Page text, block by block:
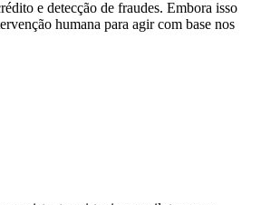
e detecção de fraudes. Embora isso
humana para agir com base nos